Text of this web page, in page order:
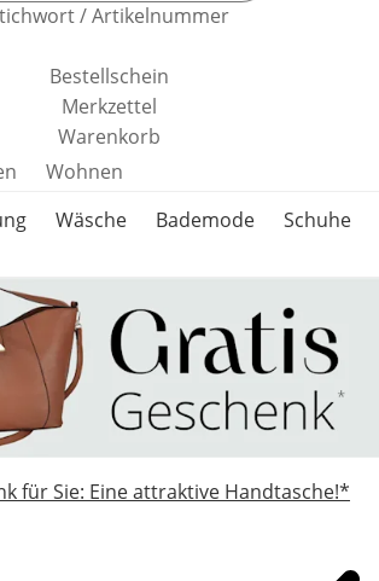
/ Artikelnummer
Bestellschein
Merkzettel
Warenkorb
überspringen
Wohnen
Wäsche Bademode Schuhe
für Sie: Eine attraktive Handtasche!*